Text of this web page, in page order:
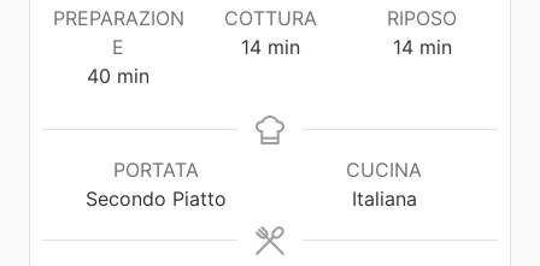
PREPARAZION
E
40 min
COTTURA
14 min
RIPOSO
14 min
PORTATA
Secondo Piatto
CUCINA
Italiana